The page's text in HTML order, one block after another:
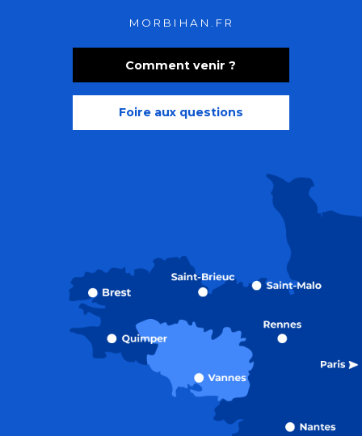
Comment venir ?
Foire aux questions
MORBIHAN.FR